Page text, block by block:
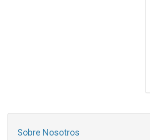
Sobre Nosotros